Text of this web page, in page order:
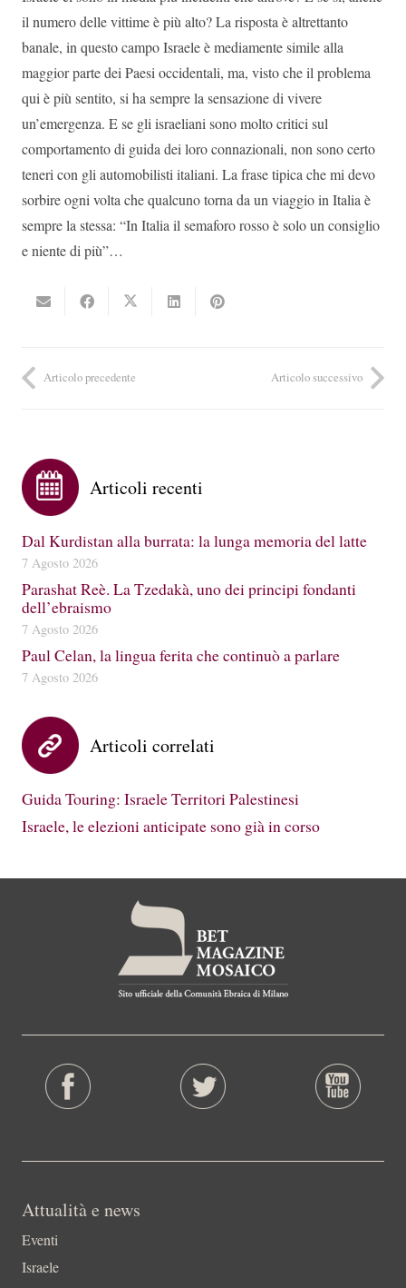
il numero delle vittime è più alto? La risposta è altrettanto
banale, in questo campo Israele è mediamente simile alla
maggior parte dei Paesi occidentali, ma, visto che il problema
qui è più sentito, si ha sempre la sensazione di vivere
un’emergenza. E se gli israeliani sono molto critici sul
comportamento di guida dei loro connazionali, non sono certo
teneri con gli automobilisti italiani. La frase tipica che mi devo
sorbire ogni volta che qualcuno torna da un viaggio in Italia è
sempre la stessa: “In Italia il semaforo rosso è solo un consiglio
e niente di più”…
Articolo precedente Articolo successivo
Articoli recenti
Dal Kurdistan alla burrata: la lunga memoria del latte
7 Agosto 2026
Parashat Reè. La Tzedakà, uno dei principi fondanti
dell’ebraismo
7 Agosto 2026
Paul Celan, la lingua ferita che continuò a parlare
7 Agosto 2026
Articoli correlati
Guida Touring: Israele Territori Palestinesi
Israele, le elezioni anticipate sono già in corso
Attualità e news
Eventi
Israele